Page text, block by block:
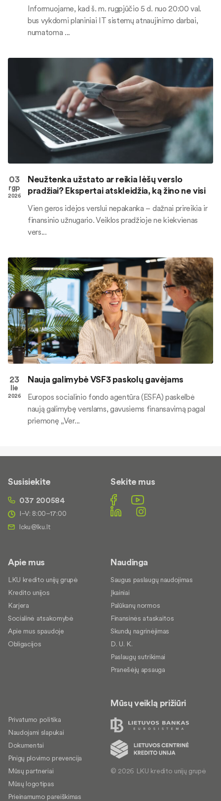
Informuojame, kad š. m. rugpjūčio 5 d. nuo 20:00 val.
bus vykdomi planiniai IT sistemų atnaujinimo darbai,
numatoma ...
03
rgp
2026
Neužtenka užstato ar reikia lėšų verslo
pradžiai? Ekspertai atskleidžia, ką žino ne visi
Vien geros idėjos verslui nepakanka – dažnai prireikia ir
finansinio užnugario. Veiklos pradžioje ne kiekvienas
vers...
23
lie
2026
Nauja galimybė VSF3 paskolų gavėjams
Europos socialinio fondo agentūra (ESFA) paskelbė
naują galimybę verslams, gavusiems finansavimą pagal
priemonę „Ver...
Susisiekite
037 200584
I–V: 8:00–17:00
Sekite mus
Apie mus
LKU kredito unijų grupė
Kredito unijos
Karjera
Socialinė atsakomybė
Apie mus spaudoje
Obligacijos
Naudinga
Saugus paslaugų naudojimas
Įkainiai
Palūkanų normos
Finansinės ataskaitos
Skundų nagrinėjimas
D. U. K.
Paslaugų sutrikimai
Pranešėjų apsauga
Privatumo politika
Naudojami slapukai
Dokumentai
Pinigų plovimo prevencija
Mūsų partneriai
Mūsų logotipas
Prieinamumo pareiškimas
Mūsų veiklą prižiūri
© 2026 LKU kredito unijų grupė